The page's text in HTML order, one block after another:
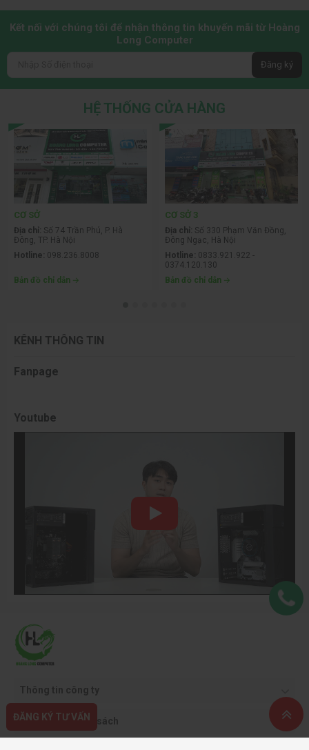
Kết nối với chúng tôi để nhận thông tin khuyến mãi từ Hoàng
Long Computer
Đăng ký
HỆ THỐNG CỬA HÀNG
CƠ SỞ
Địa chỉ: Số 74 Trần Phú, P. Hà
Đông, TP. Hà Nội
Hotline: 098.236.8008
Bản đồ chỉ dẫn
CƠ SỞ 3
Địa chỉ: Số 330 Phạm Văn Đồng,
Đông Ngạc, Hà Nội
Hotline: 0833.921.922 -
0374.120.130
Bản đồ chỉ dẫn
KÊNH THÔNG TIN
Fanpage
Youtube
Thông tin công ty
Quy định & chính sách
ĐĂNG KÝ TƯ VẤN